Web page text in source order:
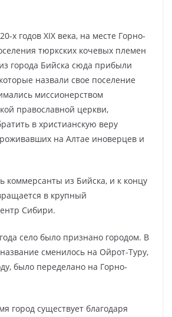
х годов XIX века, на месте Горно-
тюркских кочевых племен
города Бийска сюда прибыли
назвали свое поселение
миссионерством
православной церкви,
в христианскую веру
на Алтае иноверцев и
коммерсанты из Бийска, и к концу
в крупный
Сибири.
село было признано городом. В
сменилось на Ойрот-Туру,
было переделано на Горно-
город существует благодаря